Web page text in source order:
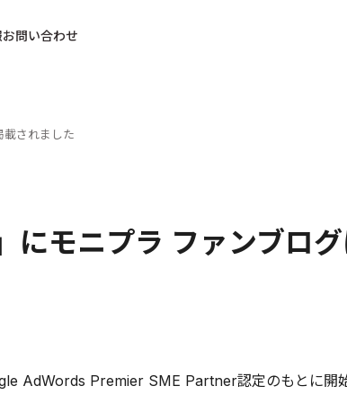
お問い合わせ
載されました
にモニプラ ファンブロ
AdWords Premier SME Partner認定のもとに開